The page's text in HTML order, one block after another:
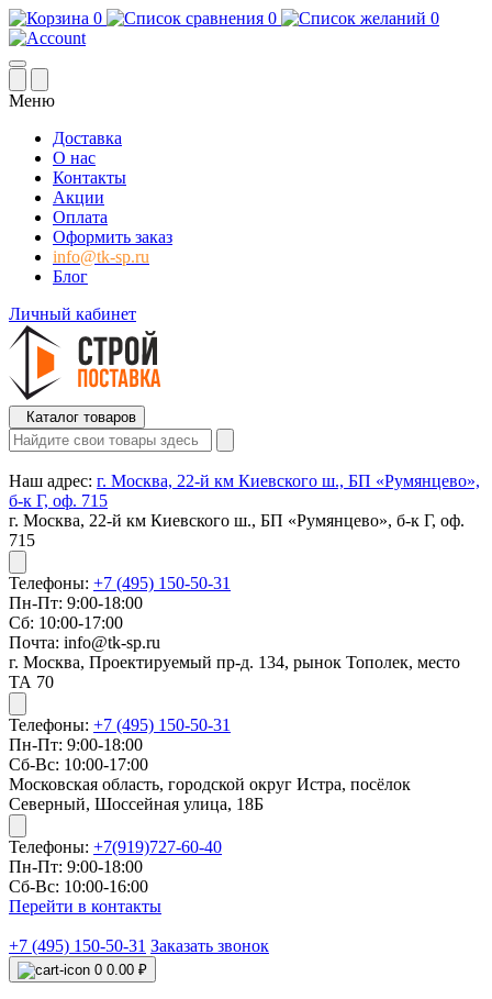
0 0 0
Меню
Доставка
О нас
Контакты
Акции
Оплата
Оформить заказ
info@tk-sp.ru
Блог
Личный кабинет
Каталог товаров
Наш адрес: г. Москва, 22-й км Киевского ш., БП «Румянцево»,
б-к Г, оф. 715
г. Москва, 22-й км Киевского ш., БП «Румянцево», б-к Г, оф.
715
Телефоны: +7 (495) 150-50-31
Пн-Пт: 9:00-18:00
Сб: 10:00-17:00
Почта: info@tk-sp.ru
г. Москва, Проектируемый пр-д. 134, рынок Тополек, место
ТА 70
Телефоны: +7 (495) 150-50-31
Пн-Пт: 9:00-18:00
Сб-Вс: 10:00-17:00
Московская область, городской округ Истра, посёлок
Северный, Шоссейная улица, 18Б
Телефоны: +7(919)727-60-40
Пн-Пт: 9:00-18:00
Сб-Вс: 10:00-16:00
Перейти в контакты
+7 (495) 150-50-31 Заказать звонок
0 0.00 ₽